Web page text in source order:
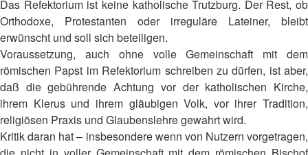
Das Refektorium ist keine katholische Trutzburg. Der Rest, ob
Orthodoxe, Protestanten oder irreguläre Lateiner, bleibt
erwünscht und soll sich beteiligen.
Voraussetzung, auch ohne volle Gemeinschaft mit dem
römischen Papst im Refektorium schreiben zu dürfen, ist aber,
daß die gebührende Achtung vor der katholischen Kirche,
ihrem Klerus und ihrem gläubigen Volk, vor ihrer Tradition,
religiösen Praxis und Glaubenslehre gewahrt wird.
Kritik daran hat – insbesondere wenn von Nutzern vorgetragen,